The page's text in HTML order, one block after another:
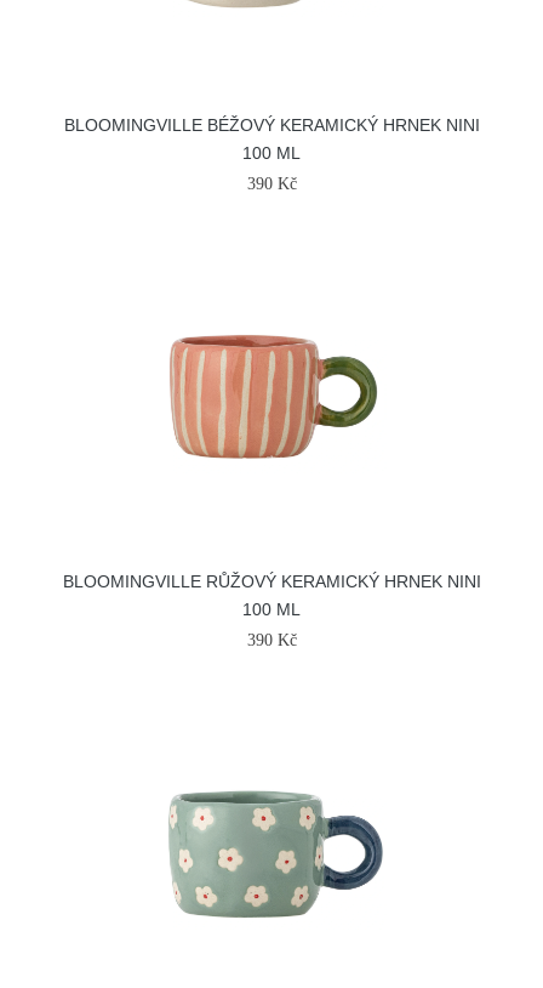
BLOOMINGVILLE BÉŽOVÝ KERAMICKÝ HRNEK NINI
100 ML
390 Kč
BLOOMINGVILLE RŮŽOVÝ KERAMICKÝ HRNEK NINI
100 ML
390 Kč